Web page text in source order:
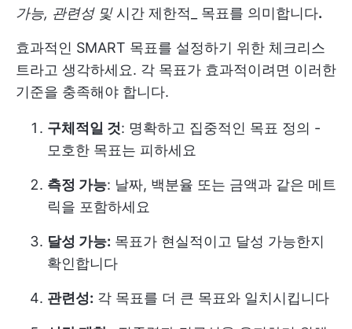
가능, 관련성 및시간 제한적_ 목표를 의미합니다.
효과적인 SMART 목표를 설정하기 위한 체크리스
트라고 생각하세요. 각 목표가 효과적이려면 이러한
기준을 충족해야 합니다.
구체적일 것: 명확하고 집중적인 목표 정의 -
모호한 목표는 피하세요
측정 가능: 날짜, 백분율 또는 금액과 같은 메트
릭을 포함하세요
달성 가능: 목표가 현실적이고 달성 가능한지
확인합니다
관련성: 각 목표를 더 큰 목표와 일치시킵니다